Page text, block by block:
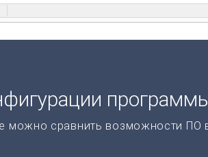
можно сравнить возможности ПО